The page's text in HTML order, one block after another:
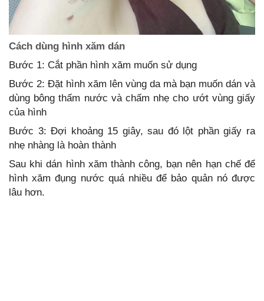
Cách dùng hình xăm dán
Bước 1: Cắt phần hình xăm muốn sử dụng
Bước 2: Đặt hình xăm lên vùng da mà bạn muốn dán và
dùng bông thấm nước và chấm nhẹ cho ướt vùng giấy
của hình
Bước 3: Đợi khoảng 15 giây, sau đó lột phần giấy ra
nhẹ nhàng là hoàn thành
Sau khi dán hình xăm thành công, bạn nên hạn chế để
hình xăm đụng nước quá nhiều để bảo quản nó được
lâu hơn.